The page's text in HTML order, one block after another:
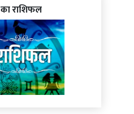
का राशिफल